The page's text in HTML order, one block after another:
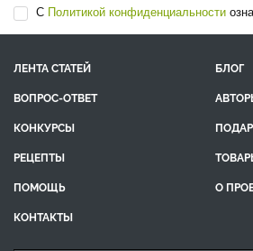
С Политикой конфиденциальности
ЛЕНТА СТАТЕЙ
БЛОГ
ВОПРОС-ОТВЕТ
КОНКУРСЫ
РЕЦЕПТЫ
ПОМОЩЬ
О
КОНТАКТЫ